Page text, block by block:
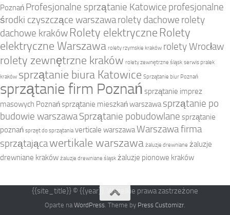
Poznań Profesjonalne sprzątanie Katowice profesjonalne
środki czyszczące warszawarolety dachowe rolety
dachowe kraków Rolety elektryczne Rolety
elektryczne Warszawa rolety rzymskie kraków rolety Wrocław
rolety zewnętrzne kraków rolety zewnętrzne śląsk serwis pralek
kraków sprzątanie biura Katowice Sprzątanie biur Poznań
sprzątanie firm Poznań sprzątanie imprez
masowych Poznańsprzątanie mieszkań warszawa sprzątanie po
budowie warszawaSprzątanie pobudowlane sprzątanie
poznań sprzęt do sprzątania verticale warszawaWarszawa firma
sprzątającawertikale warszawa żaluzje drewniane żaluzje
drewniane kraków żaluzje drewniane śląsk żaluzje pionowe kraków
{{site_title}} © {{year}}. Wszelkie prawa zastrzeżone
Oparte naWordPress. Theme by Press Customizr.